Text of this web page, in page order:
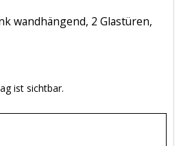
wandhängend, 2 Glastüren,
ist sichtbar.